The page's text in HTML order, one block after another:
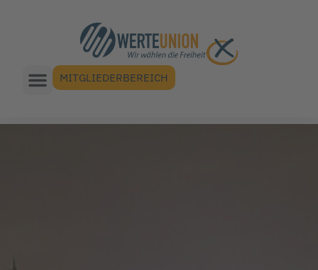
MITGLIEDERBEREICH